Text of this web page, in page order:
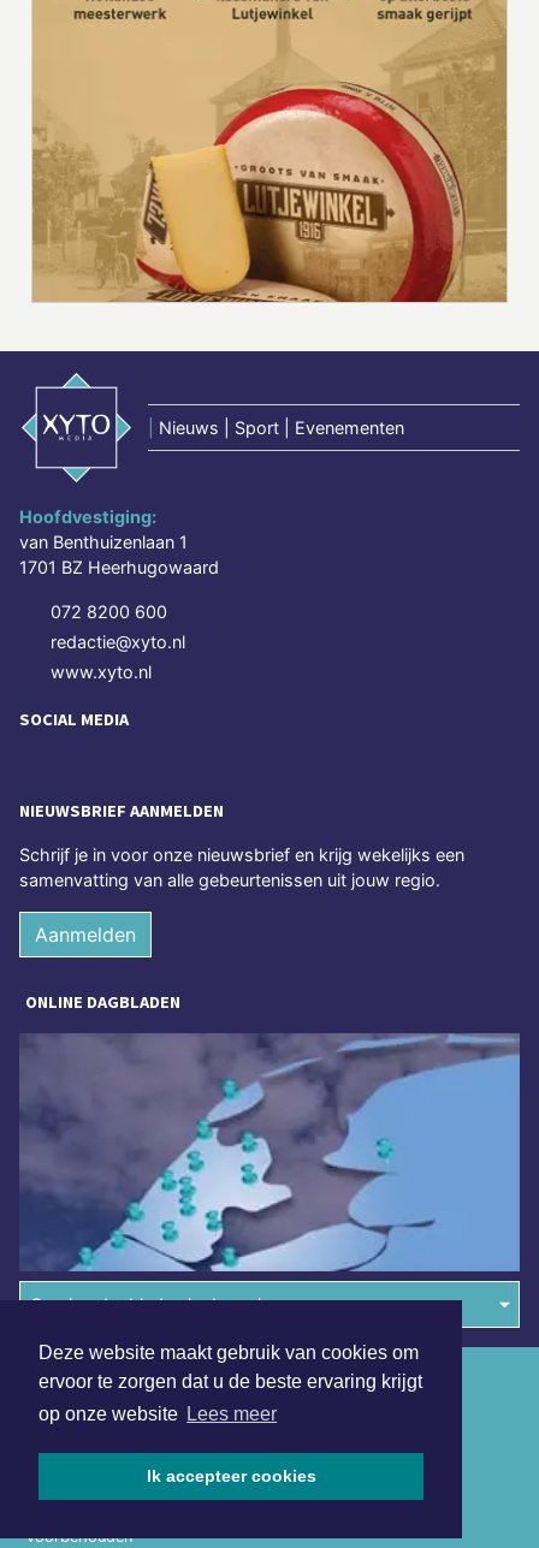
Deze website maakt gebruik van cookies om
ervoor te zorgen dat u de beste ervaring krijgt
op onze website Lees meer
Ik accepteer cookies
Nieuws | Sport | Evenementen
Hoofdvestiging:
van Benthuizenlaan 1
1701 BZ Heerhugowaard
072 8200 600
redactie@xyto.nl
www.xyto.nl
SOCIAL MEDIA
NIEUWSBRIEF AANMELDEN
Schrijf je in voor onze nieuwsbrief en krijg wekelijks een
samenvatting van alle gebeurtenissen uit jouw regio.
Aanmelden
ONLINE DAGBLADEN
Overige dagbladen in de regio
voorbehouden
Algemene voorwaarden
Disclaimer